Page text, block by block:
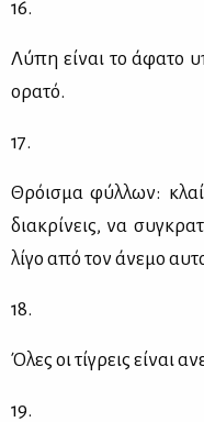
16.
Λύ­πη εί­ναι το άφα­το
ορα­τό.
17.
Θρόι­σμα φύλ­λων:
δια­κρί­νεις, να
λί­γο από τον άνε­μο
18.
Όλες οι τί­γρεις εί­ναι
19.